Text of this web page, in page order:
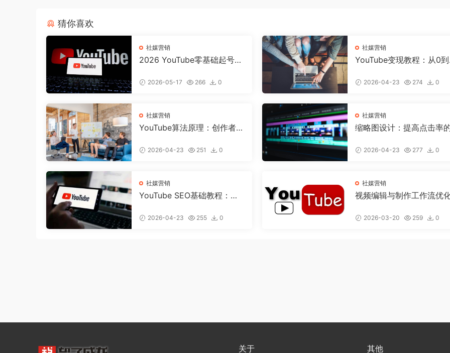
猜你喜欢
社媒营销
2026 YouTube零基础起号全
好合规可变现频道
2026-05-17 266 0
社媒营销
YouTube变现教程：从0
2026-04-23 274 0
社媒营销
YouTube算法原理：创作者必
2026-04-23 251 0
社媒营销
缩略图设计：提高点击率
2026-04-23 277 0
社媒营销
YouTube SEO基础教程：让
2026-04-23 255 0
社媒营销
视频编辑与制作工作流优
的完整流程
2026-03-20 259 0
关于 其他